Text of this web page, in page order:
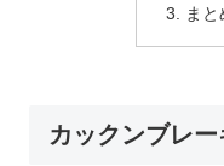
まと
カックンブレー